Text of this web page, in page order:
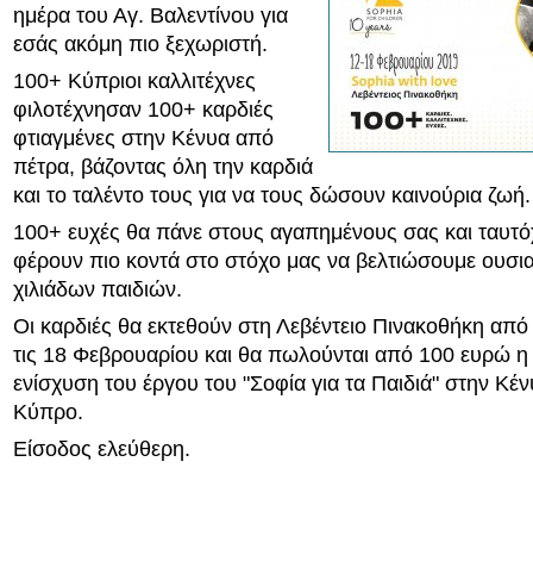
ημέρα του Αγ. Βαλεντίνου για
εσάς ακόμη πιο ξεχωριστή.
100+ Κύπριοι καλλιτέχνες
φιλοτέχνησαν 100+ καρδιές
φτιαγμένες στην Κένυα από
πέτρα, βάζοντας όλη την καρδιά
και το ταλέντο τους για να τους δώσουν καινούρια ζωή.
100+ ευχές θα πάνε στους αγαπημένους σας και
φέρουν πιο κοντά στο στόχο μας να βελτιώσουμε
χιλιάδων παιδιών.
Οι καρδιές θα εκτεθούν στη Λεβέντειο Πινακοθήκη από
τις 18 Φεβρουαρίου και θα πωλούνται από 100 ευρώ η
ενίσχυση του έργου του "Σοφία για τα Παιδιά" στην
Κύπρο.
Είσοδος ελεύθερη.